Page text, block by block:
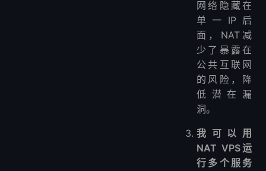
网络隐藏在
单一IP后
面，NAT减
少了暴露在
公共互联网
的风险，降
低潜在漏
洞。
我可以用
NAT VPS运
行多个服务